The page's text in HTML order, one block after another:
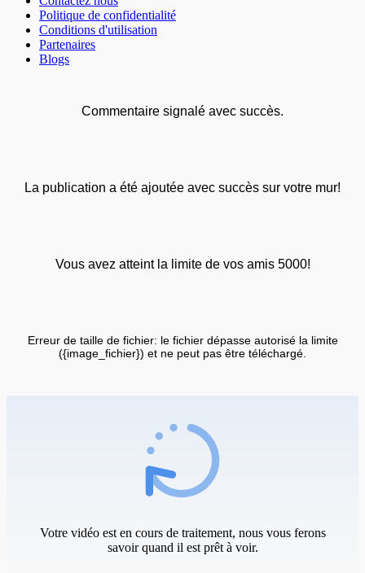
Politique de confidentialité
Conditions d'utilisation
Partenaires
Blogs
Commentaire signalé avec succès.
La publication a été ajoutée avec succès sur votre mur!
Vous avez atteint la limite de vos amis 5000!
Erreur de taille de fichier: le fichier dépasse autorisé la limite
({image_fichier}) et ne peut pas être téléchargé.
Votre vidéo est en cours de traitement, nous vous ferons
savoir quand il est prêt à voir.